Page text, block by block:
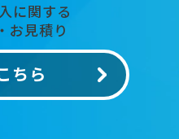
に関する
お見積り
ちら